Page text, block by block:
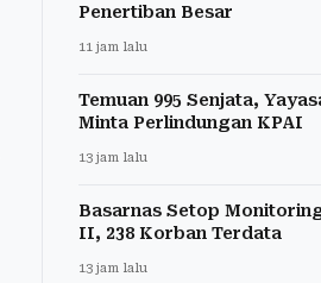
Penertiban Besar
11 jam lalu
Temuan 995 Senjata,
Minta Perlindungan KPAI
13 jam lalu
Basarnas Setop
II, 238 Korban Terdata
13 jam lalu